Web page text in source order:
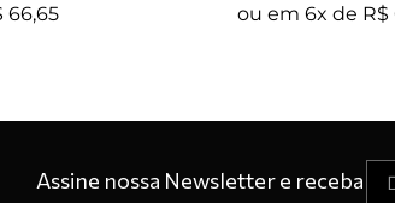
66,65 ou em 6x de R$
Assine nossa Newsletter e receba